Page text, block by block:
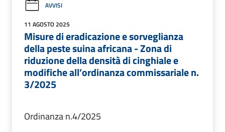
AVVISI
11 AGOSTO 2025
Misure di eradicazione e sorveglianza
della peste suina africana - Zona di
riduzione della densità di cinghiale e
modifiche all’ordinanza commissariale n.
3/2025
Ordinanza n.4/2025